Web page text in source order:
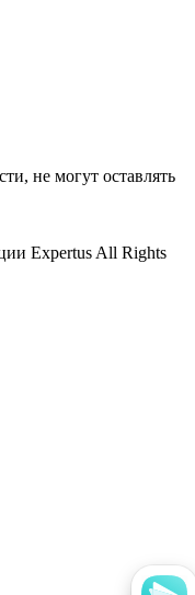
, не могут оставлять
Expertus All Rights